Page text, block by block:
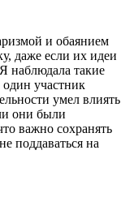
и обаянием
даже если их идеи
наблюдала такие
один участник
умел влиять
они были
важно сохранять
поддаваться на